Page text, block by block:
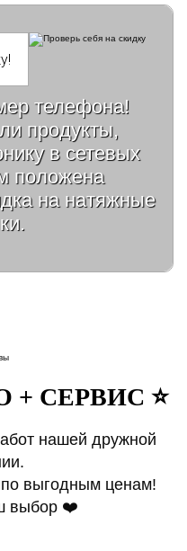
телефона!
продукты,
в сетевых
положена
на натяжные
+ СЕРВИС ⭐️
нашей дружной
выгодным ценам!
выбор ❤️